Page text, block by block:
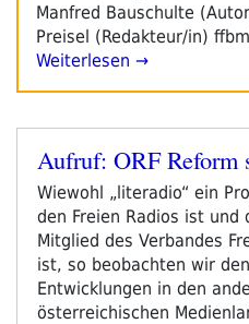
Manfred Bauschulte
Preisel (Redakteur/in)
Weiterlesen →
Veröffentlicht
Aufruf: ORF Reform
Wiewohl „literadio“ ein
den Freien Radios ist und
Mitglied des Verbandes
ist, so beobachten wir
Entwicklungen in den
österreichischen